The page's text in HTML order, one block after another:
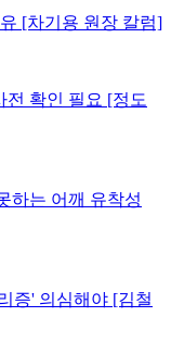
[차기용 원장 칼럼]
전 확인 필요 [정도
하는 어깨 유착성
증' 의심해야 [김철